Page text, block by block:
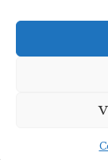
Città di San